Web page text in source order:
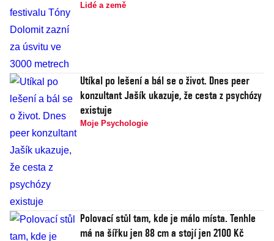
Lidé a země
Utíkal po lešení a bál se o život. Dnes peer
konzultant Jašík ukazuje, že cesta z psychózy
existuje
Moje Psychologie
Polovací stůl tam, kde je málo místa. Tenhle
má na šířku jen 88 cm a stojí jen 2100 Kč